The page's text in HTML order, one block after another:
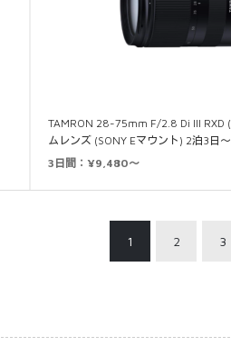
TAMRON 28-75mm F/2.8 Di III RXD
ムレンズ (SONY Eマウント) 2泊3日～
3日間：¥9,480～
1 2 3